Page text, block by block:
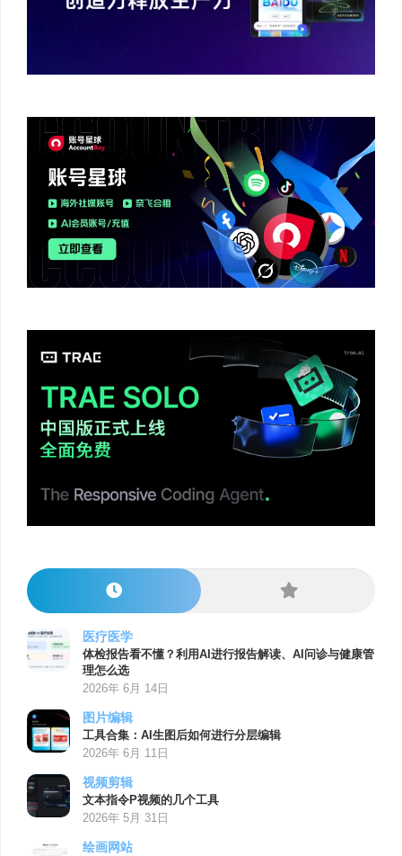
医疗医学
体检报告看不懂？利用AI进行报告解读、AI问诊与健康管
理怎么选
2026年 6月 14日
图片编辑
工具合集：AI生图后如何进行分层编辑
2026年 6月 11日
视频剪辑
文本指令P视频的几个工具
2026年 5月 31日
绘画网站